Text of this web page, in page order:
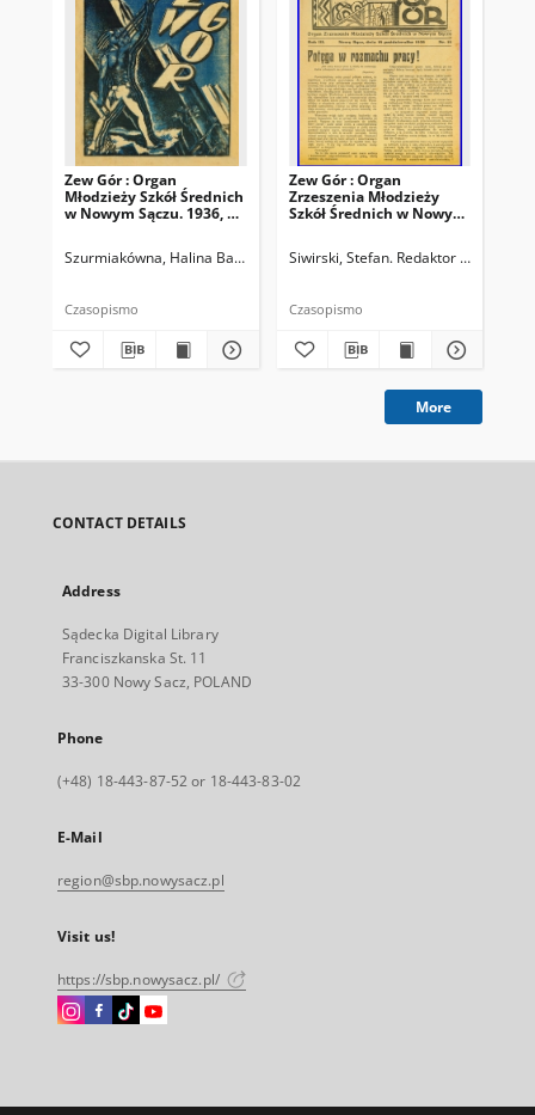
Zew Gór : Organ
Młodzieży Szkół Średnich
w Nowym Sączu. 1936, R.
Szurmiakówna, Halina Barbara (1920-1945). Redaktor naczelny
Czasopismo
Zew Gór : Organ
Zrzeszenia Młodzieży
Szkół Średnich w Nowym
Siwirski, Stefan. Redaktor naczelny
Czasopismo
More
CONTACT DETAILS
Address
Sądecka Digital Library
Franciszkanska St. 11
33-300 Nowy Sacz, POLAND
Phone
(+48) 18-443-87-52 or 18-443-83-02
E-Mail
region@sbp.nowysacz.pl
Visit us!
https://sbp.nowysacz.pl/
Instagram
open
Facebook
open
Instagram
open
Instagram
open